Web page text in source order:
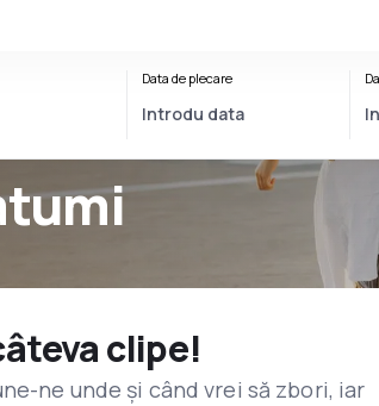
Data de plecare
clipe!
ne unde și când vrei să zbori, iar